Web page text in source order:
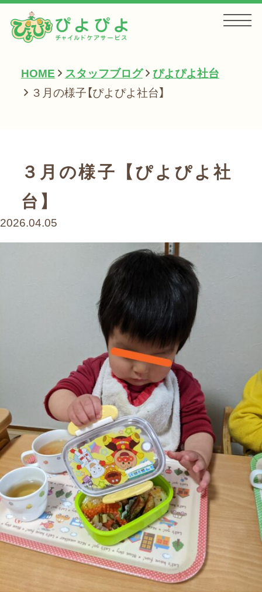
HOME
サービス一覧
会社案内
まずはお気軽にお電話ください
0120-930-312
受付時間 9:30〜17:30（土日祝除く）
愛知県外の方はこちら052-262-9671
HOME スタッフブログ
ぴよぴよ社台
３月の様子【ぴよぴよ社台】
３月の様子【ぴよぴよ社
台】
2026.04.05